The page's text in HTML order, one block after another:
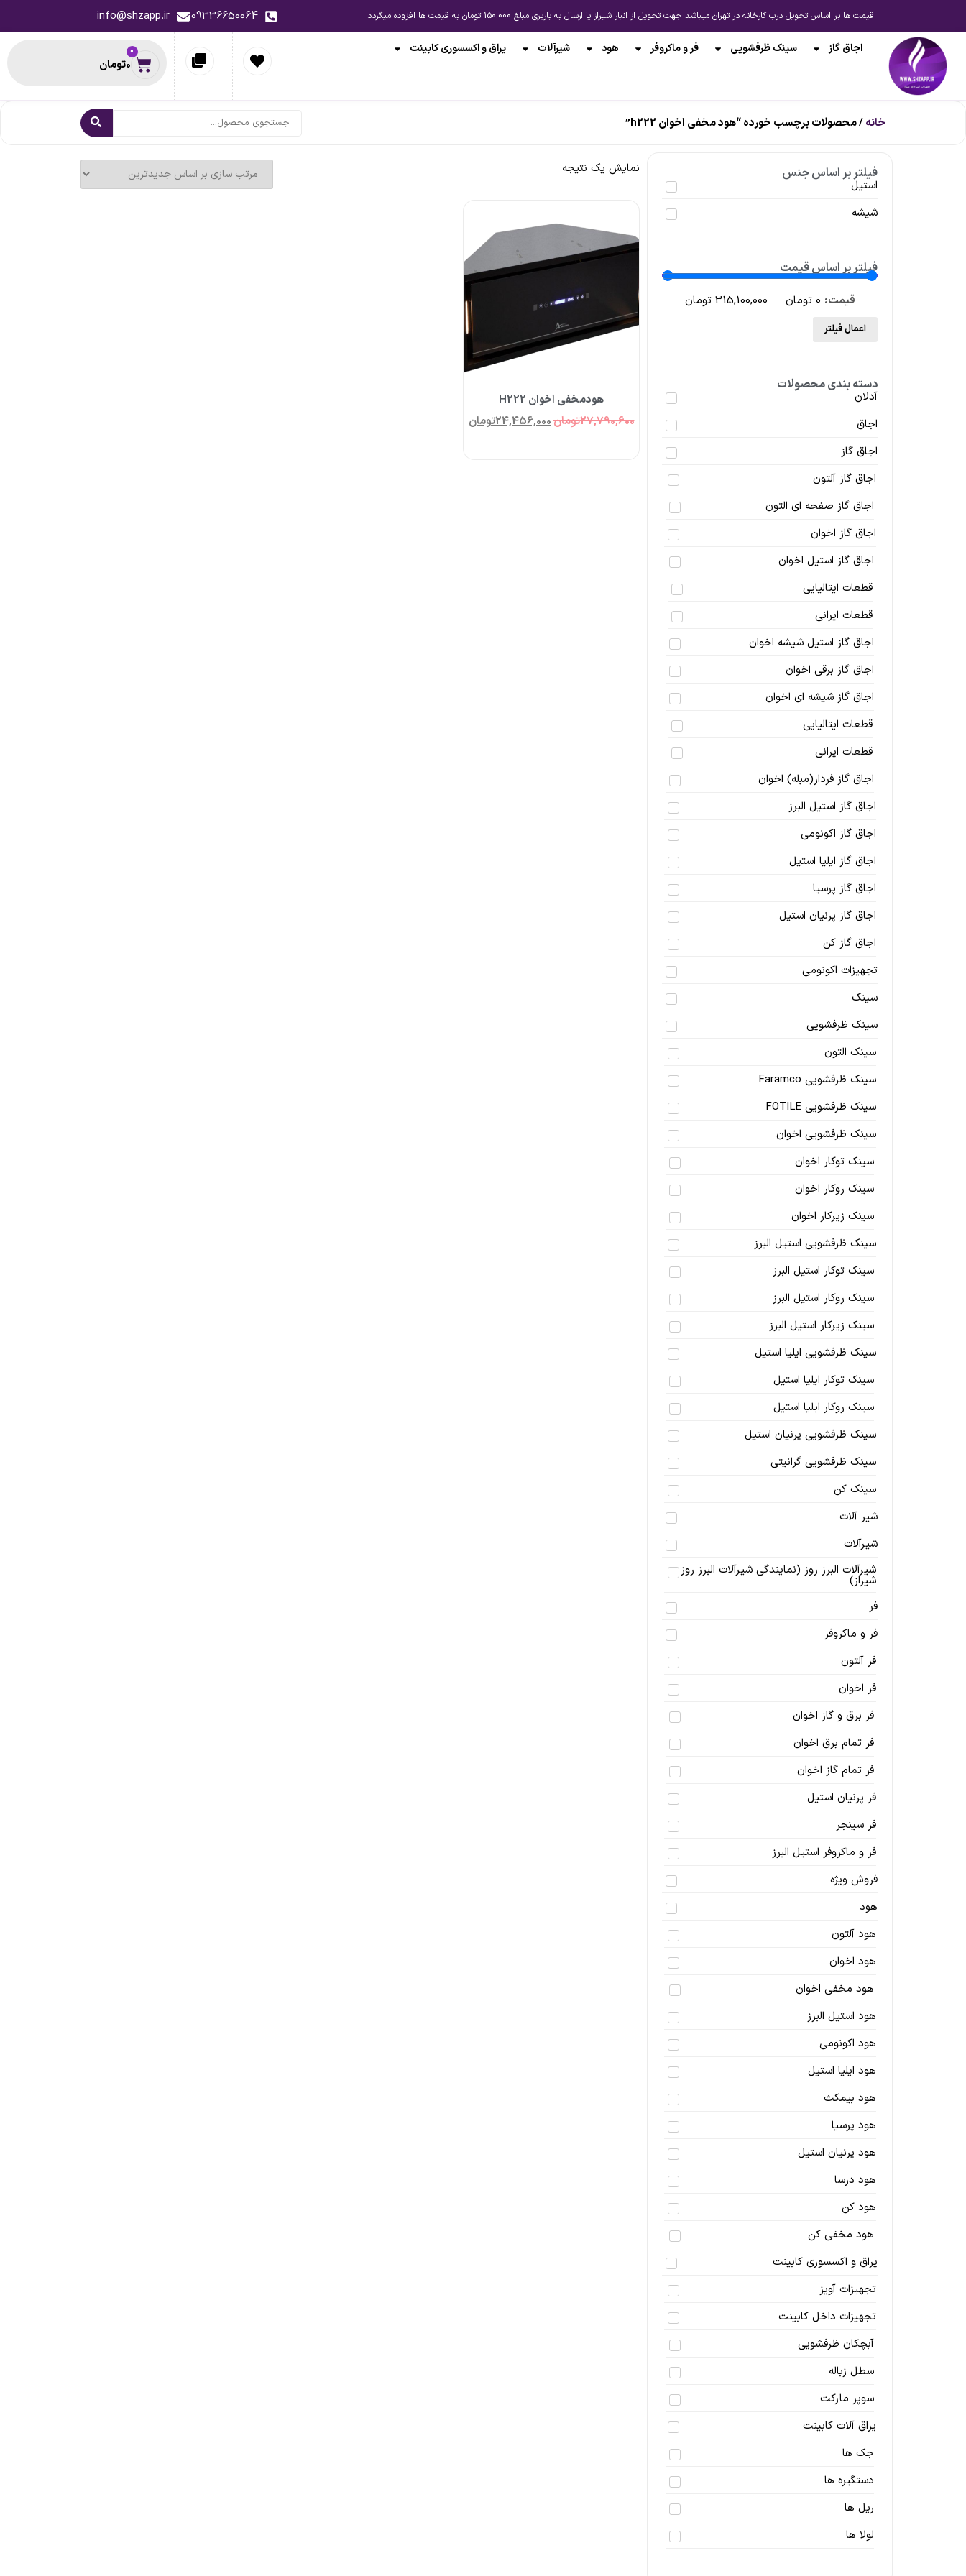
قیمت ها بر اساس تحویل درب کارخانه در تهران میباشد جهت تحویل از انبار شیراز یا ارسال به باربری مبلغ 150.000 تومان به قیمت ها افزوده میگردد 09336650064
info@shzapp.ir
اجاق گاز سینک ظرفشویی فر و ماکروفر هود شیرآلات یراق و اکسسوری کابینت
0تومان
0
خانه/ محصولات برچسب خورده “هود مخفی اخوان h222”
فیلتر بر اساس جنس
استیل
شیشه
فیلتر بر اساس قیمت
0 تومان —
315,100,000 تومان
اعمال فیلتر
دسته بندی محصولات
آدلان
اجاق
اجاق گاز
اجاق گاز آلتون
اجاق گاز صفحه ای التون
اجاق گاز اخوان
اجاق گاز استیل اخوان
قطعات ایتالیایی
قطعات ایرانی
اجاق گاز استیل شیشه اخوان
اجاق گاز برقی اخوان
اجاق گاز شیشه ای اخوان
قطعات ایتالیایی
قطعات ایرانی
اجاق گاز فردار(مبله) اخوان
اجاق گاز استیل البرز
اجاق گاز اکونومی
اجاق گاز ایلیا استیل
اجاق گاز پرسیا
اجاق گاز پرنیان استیل
اجاق گاز کن
تجهیزات اکونومی
سینک
سینک ظرفشویی
سینک التون
سینک ظرفشویی Faramco
سینک ظرفشویی FOTILE
سینک ظرفشویی اخوان
سینک توکار اخوان
سینک روکار اخوان
سینک زیرکار اخوان
سینک ظرفشویی استیل البرز
سینک توکار استیل البرز
سینک روکار استیل البرز
سینک زیرکار استیل البرز
سینک ظرفشویی ایلیا استیل
سینک توکار ایلیا استیل
سینک روکار ایلیا استیل
سینک ظرفشویی پرنیان استیل
سینک ظرفشویی گرانیتی
سینک کن
شیر آلات
شیرآلات
شیرآلات البرز روز (نمایندگی شیرآلات البرز روز
شیراز)
فر
فر و ماکروفر
فر آلتون
فر اخوان
فر برق و گاز اخوان
فر تمام برق اخوان
فر تمام گاز اخوان
فر پرنیان استیل
فر سینجر
فر و ماکروفر استیل البرز
فروش ویژه
هود
هود آلتون
هود اخوان
هود مخفی اخوان
هود استیل البرز
هود اکونومی
هود ایلیا استیل
هود بیمکث
هود پرسیا
هود پرنیان استیل
هود درسا
هود کن
هود مخفی کن
یراق و اکسسوری کابینت
تجهیزات آویز
تجهیزات داخل کابینت
آبچکان ظرفشویی
سطل زباله
سوپر مارکت
یراق آلات کابینت
جک ها
دستگیره ها
ریل ها
لولا ها
نمایش یک نتیجه
هودمخفی اخوان H222
27,790,600تومان24,456,000تومان